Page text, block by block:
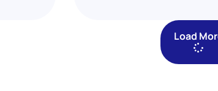
Load